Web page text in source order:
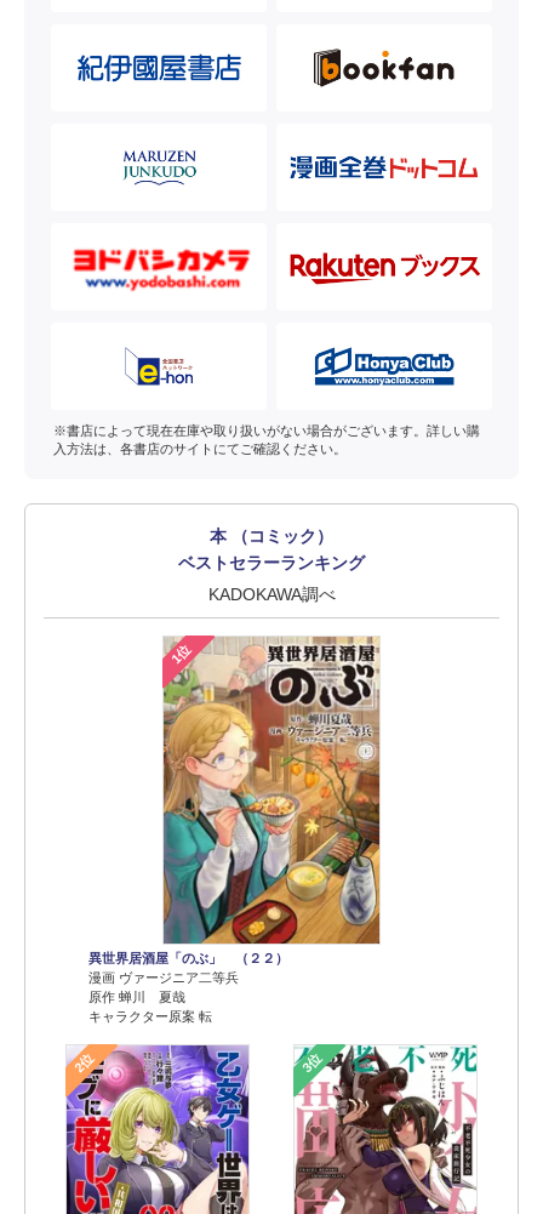
※書店によって現在在庫や取り扱いがない場合がございます。詳しい購
入方法は、各書店のサイトにてご確認ください。
本 （コミック）
ベストセラーランキング
KADOKAWA調べ
1位
異世界居酒屋「のぶ」 （２２）
漫画 ヴァージニア二等兵
原作 蝉川 夏哉
キャラクター原案 転
2位 3位